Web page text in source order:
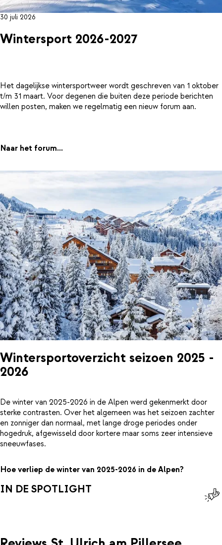
30 juli 2026
Wintersport 2026-2027
Het dagelijkse wintersportweer wordt geschreven van 1 oktober
t/m 31 maart. Voor degenen die buiten deze periode berichten
willen posten, maken we regelmatig een nieuw forum aan.
Naar het forum...
Wintersportoverzicht seizoen 2025 -
2026
De winter van 2025-2026 in de Alpen werd gekenmerkt door
sterke contrasten. Over het algemeen was het seizoen zachter
en zonniger dan normaal, met lange droge periodes onder
hogedruk, afgewisseld door kortere maar soms zeer intensieve
sneeuwfases.
Hoe verliep de winter van 2025-2026 in de Alpen?
IN DE SPOTLIGHT